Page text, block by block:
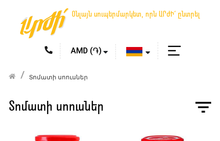
Օնլայն սուպերմարկետ, որն ԱՐԺԻ՛ ընտրել
Տոմատի սոուսներ
Տոմատի սոուսներ